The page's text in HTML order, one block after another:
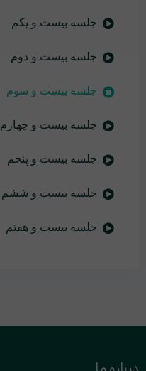
جلسه بیست و یکم
جلسه بیست و دوم
جلسه بیست و سوم
جلسه بیست و چهارم
جلسه بیست و پنجم
جلسه بیست و ششم
جلسه بیست و هفتم